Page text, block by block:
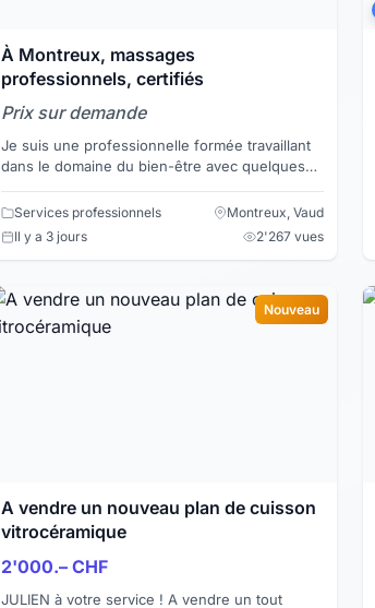
À Montreux, massages
professionnels, certifiés
Prix sur demande
Je suis une professionnelle formée travaillant
dans le domaine du bien-être avec quelques
années d'expérience. Je vous propose
plusieurs techniques d...
Services professionnels
Montreux, Vaud
Il y a 3 jours
2'267 vues
Nouveau
A vendre un nouveau plan de cuisson
vitrocéramique
2'000.– CHF
JULIEN à votre service ! A vendre un tout